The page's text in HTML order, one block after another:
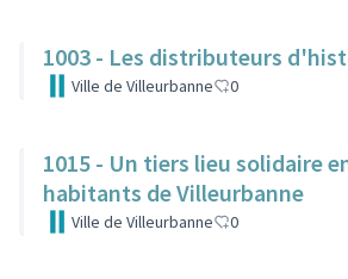
1003 - Les distributeurs
Ville de Villeurbanne 0
1015 - Un tiers lieu solidaire
habitants de Villeurbanne
Ville de Villeurbanne 0